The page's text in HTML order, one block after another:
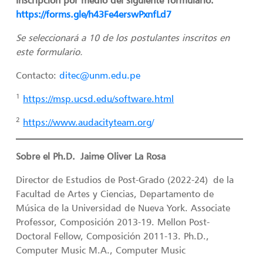
https://forms.gle/h43Fe4erswPxnfLd7
Se seleccionará a 10 de los postulantes inscritos en
este formulario.
Contacto:ditec@unm.edu.pe
1 https://msp.ucsd.edu/software.html
2 https://www.audacityteam.org/
Sobre el Ph.D. Jaime Oliver La Rosa
Director de Estudios de Post-Grado (2022-24) de la
Facultad de Artes y Ciencias, Departamento de
Música de la Universidad de Nueva York. Associate
Professor, Composición 2013-19. Mellon Post-
Doctoral Fellow, Composición 2011-13. Ph.D.,
Computer Music M.A., Computer Music